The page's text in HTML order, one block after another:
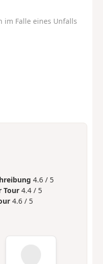
im Falle eines Unfalls
4.6 / 5
Tour 4.4 / 5
4.6 / 5